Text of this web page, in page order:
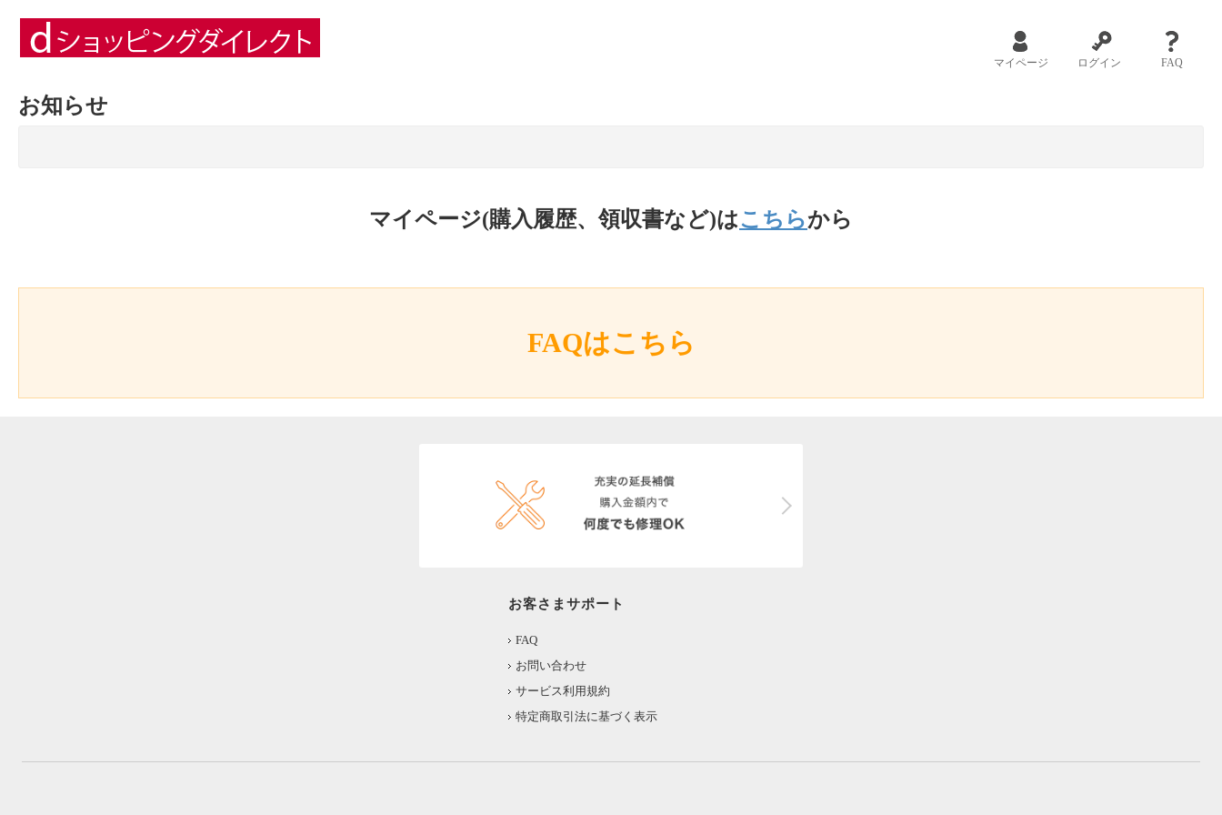
マイページ ログイン FAQ
お知らせ
マイページ(購入履歴、領収書など)はこちらから
FAQはこちら
お客さまサポート
FAQ
お問い合わせ
サービス利用規約
特定商取引法に基づく表示